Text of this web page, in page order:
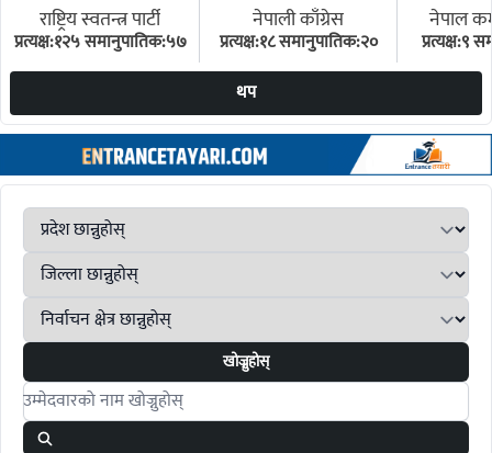
राष्ट्रिय स्वतन्त्र पार्टी
प्रत्यक्ष:१२५ समानुपातिक:५७
नेपाली काँग्रेस
प्रत्यक्ष:१८ समानुपातिक:२०
नेपाल
प्रत्यक्ष:९
थप
खोज्नुहोस्
Search candidates